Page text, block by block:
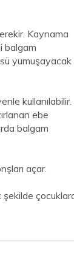
Kaynama
balgam
yumuşayacak
kullanılabilir.
ebe
balgam
açar.
şekilde